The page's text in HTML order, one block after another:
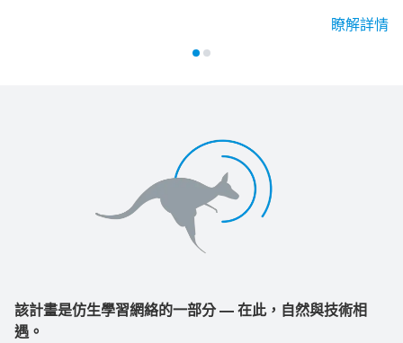
瞭解詳情
該計畫是仿生學習網絡的一部分 — 在此，自然與技術相
遇。